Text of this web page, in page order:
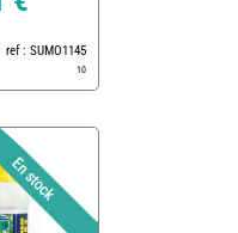
ref : SUMO1145
10